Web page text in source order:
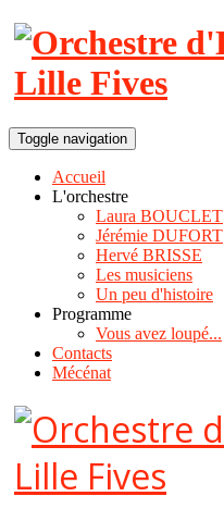
Toggle navigation
Accueil
L'orchestre
Laura BOUCLET
Jérémie DUFORT
Hervé BRISSE
Les musiciens
Un peu d'histoire
Programme
Vous avez loupé...
Contacts
Mécénat